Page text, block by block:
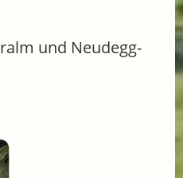
und Neudegg-